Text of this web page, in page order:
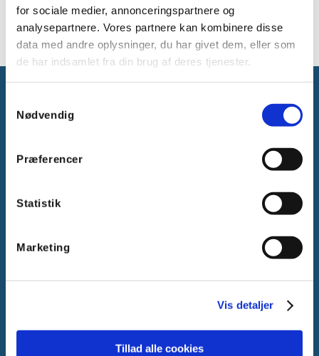
for sociale medier, annonceringspartnere og
analysepartnere. Vores partnere kan kombinere disse
data med andre oplysninger, du har givet dem, eller som
de har indsamlet fra din brug af deres tjenester.
Nødvendig
Præferencer
Statistik
Marketing
Vis detaljer
Tillad alle cookies
Gammelager 15
CVR: DK-25695801